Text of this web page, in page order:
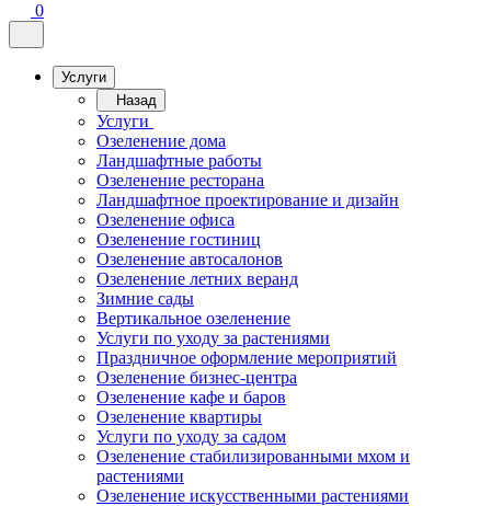
0
Услуги
Назад
Услуги
Озеленение дома
Ландшафтные работы
Озеленение ресторана
Ландшафтное проектирование и дизайн
Озеленение офиса
Озеленение гостиниц
Озеленение автосалонов
Озеленение летних веранд
Зимние сады
Вертикальное озеленение
Услуги по уходу за растениями
Праздничное оформление мероприятий
Озеленение бизнес-центра
Озеленение кафе и баров
Озеленение квартиры
Услуги по уходу за садом
Озеленение стабилизированными мхом и
растениями
Озеленение искусственными растениями